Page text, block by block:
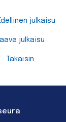
julkaisu
Takaisin
julkaisu